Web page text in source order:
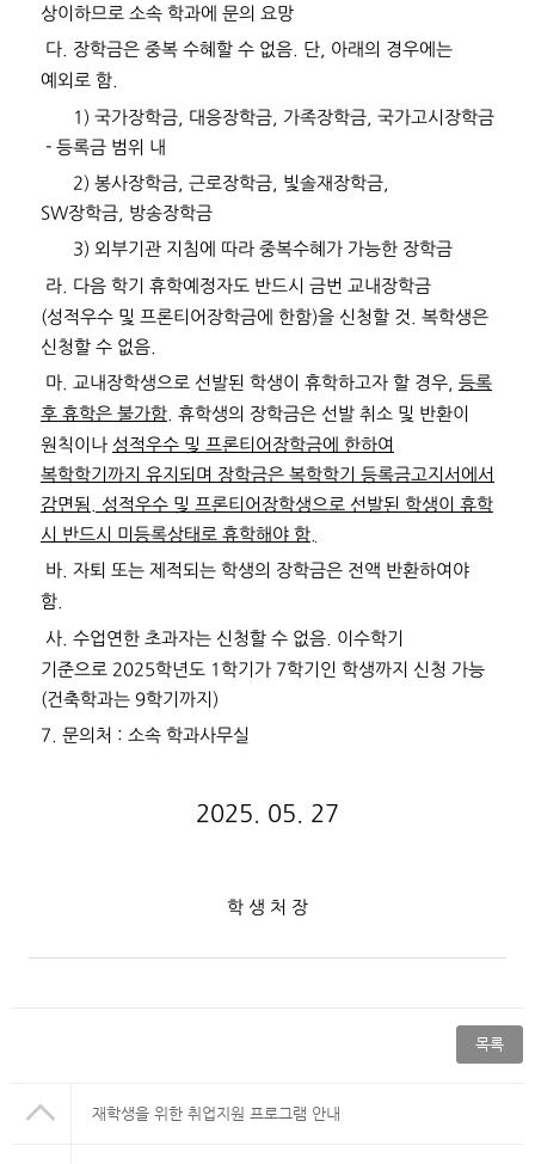
상이하므로 소속 학과에 문의 요망
다. 장학금은 중복 수혜할 수 없음. 단, 아래의 경우에는
예외로 함.
1) 국가장학금, 대응장학금, 가족장학금, 국가고시장학금
- 등록금 범위 내
2) 봉사장학금, 근로장학금, 빛솔재장학금,
SW장학금, 방송장학금
3) 외부기관 지침에 따라 중복수혜가 가능한 장학금
라. 다음 학기 휴학예정자도 반드시 금번 교내장학금
(성적우수 및 프론티어장학금에 한함)을 신청할 것
복학생은
신청할 수 없음.
마 교내장학생으로 선발된 학생이 휴학하고자 할 경우 ,등록
후 휴학은 불가함. 휴학생의 장학금은 선발 취소 및 반환이
원칙이나 성적우수 및 프론티어장학금에 한하여
복학학기까지 유지되며 장학금은 복학학기 등록금고지서에서
감면됨
성적우수 및 프론티어장학생으로 선발된 학생이 휴학
시 반드시 미등록상태로 휴학해야 함.
바. 자퇴 또는 제적되는 학생의 장학금은 전액 반환하여야
함.
사. 수업연한 초과자는 신청할 수 없음. 이수학기
기준으로 2025학년도 1학기가 7학기인 학생까지 신청 가능
(건축학과는 9학기까지)
7. 문의처 : 소속 학과사무실
2025. 05. 27
학 생 처 장
목록
재학생을 위한 취업지원 프로그램 안내